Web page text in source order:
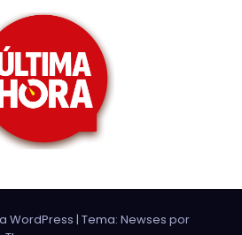
WordPress | Tema: Newses por